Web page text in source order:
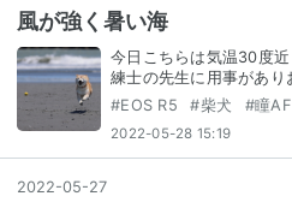
風が強く暑い海
今日こちらは気温30度
練士の先生に用事があ
#EOS R5 #柴犬 #瞳AF
2022-05-28 15:19
2022-05-27